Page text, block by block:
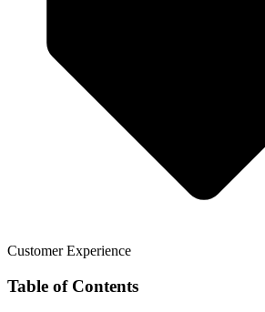
Customer Experience
Table of Contents